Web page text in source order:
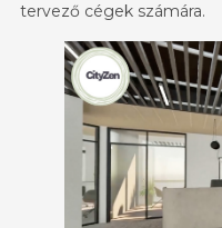
tervező cégek számára.